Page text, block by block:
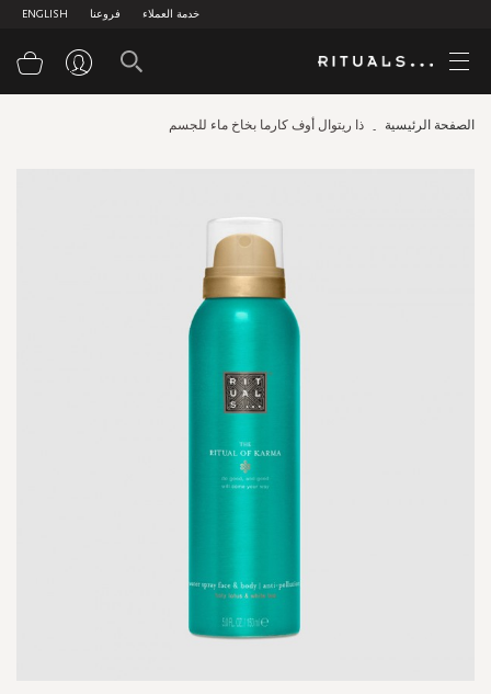
ENGLISH فروعنا خدمة العملاء
الصفحة الرئيسية ذا ريتوال أوف كارما بخاخ ماء للجسم